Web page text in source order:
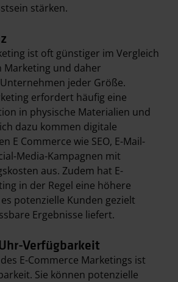
stärken.
ist oft günstiger im Vergleich
und daher
jeder Größe.
erfordert häufig eine
in physische Materialien und
dazu kommen digitale
E Commerce wie SEO, E-Mail-
Media-Kampagnen mit
aus. Zudem hat E-
in der Regel eine höhere
potenzielle Kunden gezielt
Ergebnisse liefert.
Verfügbarkeit
E-Commerce Marketings ist
Sie können potenzielle